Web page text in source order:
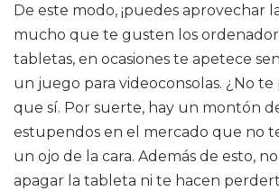
De este modo, ¡puedes aprovechar
mucho que te gusten los
tabletas, en ocasiones te apetece
un juego para videoconsolas. ¿No te
que sí. Por suerte, hay un montón
estupendos en el mercado que no
un ojo de la cara. Además de esto,
apagar la tableta ni te hacen